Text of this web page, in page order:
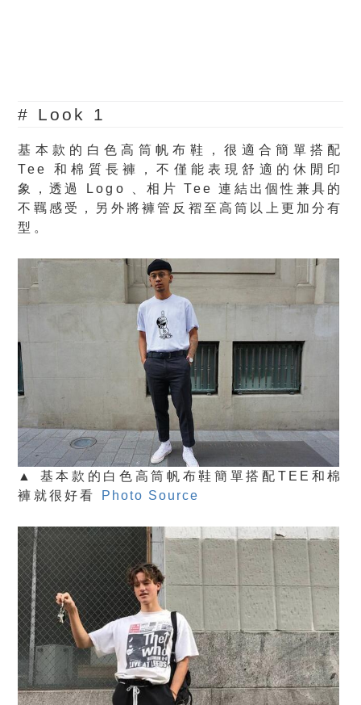
# Look 1
基本款的白色高筒帆布鞋，很適合簡單搭配
Tee 和棉質長褲，不僅能表現舒適的休閒印
象，透過 Logo 、相片 Tee 連結出個性兼具的
不羈感受，另外將褲管反褶至高筒以上更加分有
型。
▲ 基本款的白色高筒帆布鞋簡單搭配TEE和棉
褲就很好看
Photo Source